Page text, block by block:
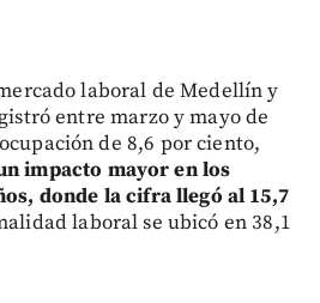
laboral de Medellín y
entre marzo y mayo de
de 8,6 por ciento,
impacto mayor en los
donde la cifra llegó al 15,7
laboral se ubicó en 38,1